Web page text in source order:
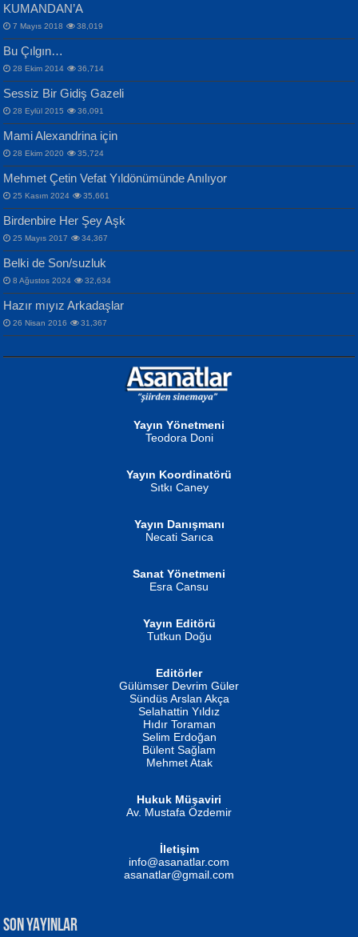
İPEK ACAR SERT
Gazze’nin Şecaati, Ümmetin İmtihanı...
MAHMUT GÜRBÜZ
İbrahim Olmak ve Bitirebilmek...
NURAN KÖSE BAYDAR
İSMAİL OKUTAN
Erkeklerin Kahrolması Ne Demektir
Selahattin Yıldız
İdrakimle Üşürken...
Songül Özel
Mahzen...
Ben Deniz Değilim ki...
Evvel Zaman Tanrıçası...
ERDEM BAYAZIT
Sana, Bana, Vatanıma, Ülkemin
İnsanlarına Dair...
NAZIM HİKMET RAN
Bir Cezaevinde, Tecritteki Adamın
Mektupları...
KUMANDAN’A
7 Mayıs 2018 38,019
Bu Çılgın…
28 Ekim 2014 36,714
Sessiz Bir Gidiş Gazeli
28 Eylül 2015 36,091
Mami Alexandrina için
28 Ekim 2020 35,724
Mehmet Çetin Vefat Yıldönümünde Anılıyor
25 Kasım 2024 35,661
Birdenbire Her Şey Aşk
25 Mayıs 2017 34,367
Belki de Son/suzluk
8 Ağustos 2024 32,634
Hazır mıyız Arkadaşlar
26 Nisan 2016 31,367
Yayın Yönetmeni
Teodora Doni
Yayın Koordinatörü
Sıtkı Caney
Yayın Danışmanı
Necati Sarıca
Sanat Yönetmeni
Esra Cansu
Yayın Editörü
Tutkun Doğu
Editörler
Gülümser Devrim Güler
Sündüs Arslan Akça
Selahattin Yıldız
Hıdır Toraman
Selim Erdoğan
Bülent Sağlam
Mehmet Atak
Hukuk Müşaviri
Av. Mustafa Özdemir
İletişim
info@asanatlar.com
asanatlar@gmail.com
SON YAYINLAR